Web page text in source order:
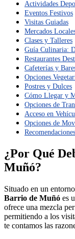
Actividades
Eventos Festivos
Visitas Guiadas
Mercados
Clases y Talleres
Guía Culinaria:
Restaurantes
Cafeterías y
Opciones
Postres y Dulces
Cómo Llegar y
Opciones de
Acceso en
Opciones de
¿Por Qué
Muñó?
Situado en un
Barrio de Muñó es
ofrece una mezcla
permitiendo a los
te contamos las